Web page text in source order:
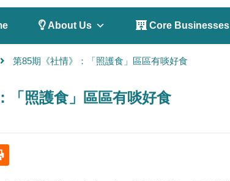
 About Us  Core Businesses
第85期《社情》：「照護食」區區有啖好食
「照護食」區區有啖好食